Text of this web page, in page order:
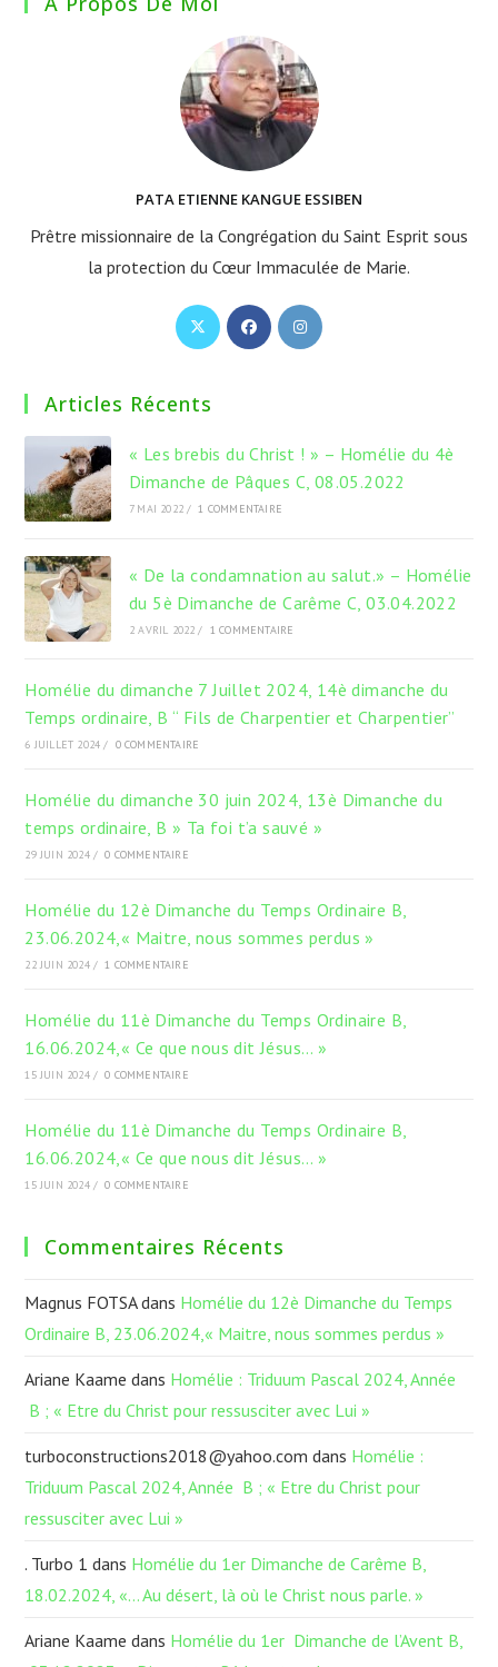
PATA ETIENNE KANGUE ESSIBEN
Prêtre missionnaire de la Congrégation du Saint Esprit sous
la protection du Cœur Immaculée de Marie.
S’ouvre
dans
S’ouvre
dans
S’ouvre
Articles Récents
« Les brebis du Christ ! » – Homélie du 4è
Dimanche de Pâques C, 08.05.2022
7 MAI 2022 / 1 COMMENTAIRE
« De la condamnation au salut.» – Homélie
du 5è Dimanche de Carême C, 03.04.2022
2 AVRIL 2022 / 1 COMMENTAIRE
Homélie du dimanche 7 Juillet 2024, 14è dimanche du
Temps ordinaire, B “ Fils de Charpentier et Charpentier”
6 JUILLET 2024 / 0 COMMENTAIRE
Homélie du dimanche 30 juin 2024, 13è Dimanche du
temps ordinaire, B » Ta foi t’a sauvé »
29 JUIN 2024 / 0 COMMENTAIRE
Homélie du 12è Dimanche du Temps Ordinaire B,
23.06.2024,« Maitre, nous sommes perdus »
22 JUIN 2024 / 1 COMMENTAIRE
Homélie du 11è Dimanche du Temps Ordinaire B,
16.06.2024,« Ce que nous dit Jésus… »
15 JUIN 2024 / 0 COMMENTAIRE
Homélie du 11è Dimanche du Temps Ordinaire B,
16.06.2024,« Ce que nous dit Jésus… »
15 JUIN 2024 / 0 COMMENTAIRE
Commentaires Récents
Magnus FOTSAdans Homélie du 12è Dimanche du Temps
Ordinaire B, 23.06.2024,« Maitre, nous sommes perdus »
Ariane Kaame dans Homélie : Triduum Pascal 2024, Année
B ; « Etre du Christ pour ressusciter avec Lui »
turboconstructions2018@yahoo.com dans Homélie :
Triduum Pascal 2024, Année B ; « Etre du Christ pour
ressusciter avec Lui »
. Turbo 1 dans Homélie du 1er Dimanche de Carême B,
18.02.2024, «… Au désert, là où le Christ nous parle. »
Ariane Kaame dans Homélie du 1er Dimanche de l’Avent B,